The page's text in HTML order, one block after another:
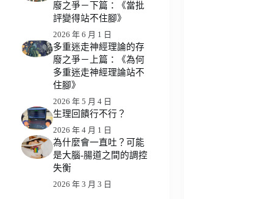
廢之爭－下篇：《當批
評變得站不住腳》
2026 年 6 月 1 日
多重迷走神經理論的存
廢之爭－上篇：《為何
多重迷走神經理論站不
住腳》
2026 年 5 月 4 日
生理回饋行不行？
2026 年 4 月 1 日
為什麼會一直吐？可能
是大腦-腸道之間的調控
失衡
2026 年 3 月 3 日